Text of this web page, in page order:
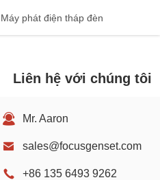
Máy phát điện tháp đèn
Liên hệ với chúng tôi
Mr. Aaron
sales@focusgenset.com
+86 135 6493 9262